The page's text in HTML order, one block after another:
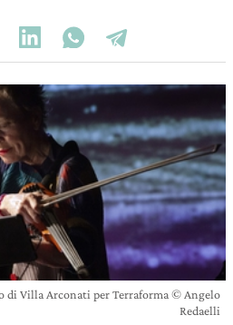
di Villa Arconati per Terraforma © Angelo
Redaelli